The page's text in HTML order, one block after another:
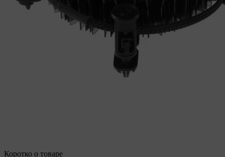
Коротко о товаре